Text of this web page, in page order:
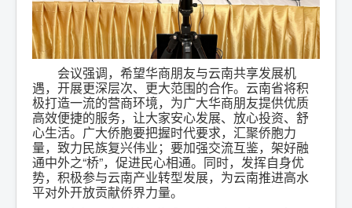
会议强调，希望华商朋友与云南共享发展机
遇，开展更深层次、更大范围的合作。云南省将积
极打造一流的营商环境，为广大华商朋友提供优质
高效便捷的服务，让大家安心发展、放心投资、舒
心生活。广大侨胞要把握时代要求，汇聚侨胞力
量，致力民族复兴伟业；要加强交流互鉴，架好融
通中外之“桥”，促进民心相通。同时，发挥自身优
势，积极参与云南产业转型发展，为云南推进高水
平对外开放贡献侨界力量。